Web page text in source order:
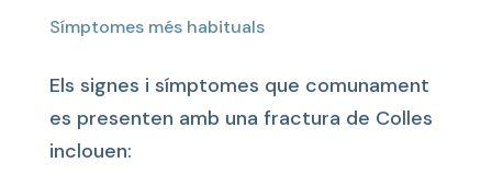
Símptomes més habituals
Els signes i símptomes que comunament
es presenten amb una fractura de Colles
inclouen: